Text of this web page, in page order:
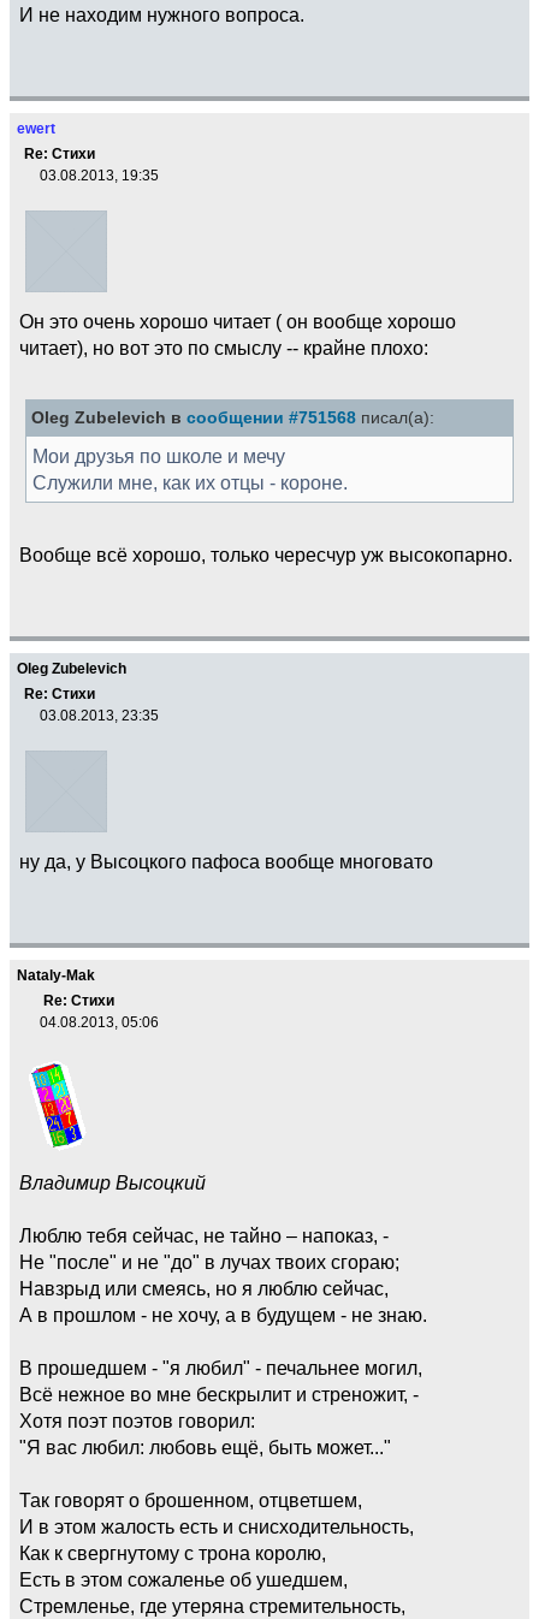
И не находим нужного вопроса.
ewert
Re: Стихи
03.08.2013, 19:35
Он это очень хорошо читает ( он вообще хорошо
читает), но вот это по смыслу -- крайне плохо:
Oleg Zubelevich в сообщении #751568 писал(а):
Мои друзья по школе и мечу
Служили мне, как их отцы - короне.
Вообще всё хорошо, только чересчур уж высокопарно.
Oleg Zubelevich
Re: Стихи
03.08.2013, 23:35
ну да, у Высоцкого пафоса вообще многовато
Nataly-Mak
Re: Стихи
04.08.2013, 05:06
Владимир Высоцкий
Люблю тебя сейчас, не тайно – напоказ, -
Не "после" и не "до" в лучах твоих сгораю;
Навзрыд или смеясь, но я люблю сейчас,
А в прошлом - не хочу, а в будущем - не знаю.
В прошедшем - "я любил" - печальнее могил,
Всё нежное во мне бескрылит и стреножит, -
Хотя поэт поэтов говорил:
"Я вас любил: любовь ещё, быть может..."
Так говорят о брошенном, отцветшем,
И в этом жалость есть и снисходительность,
Как к свергнутому с трона королю,
Есть в этом сожаленье об ушедшем,
Стремленье, где утеряна стремительность,